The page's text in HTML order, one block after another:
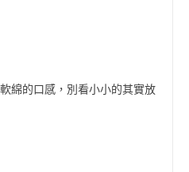
綿的口感，別看小小的其實放